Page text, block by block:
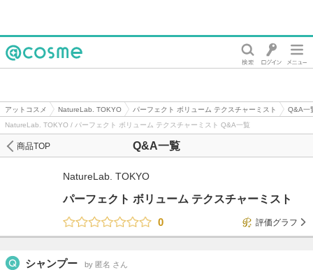
アットコスメ NatureLab. TOKYO パーフェクト ボリューム テクスチャーミスト
Q&A一
NatureLab. TOKYO / パーフェクト ボリューム テクスチャーミスト Q&A一覧
Q&A一覧
商品TOP
NatureLab. TOKYO
パーフェクト ボリューム テクスチャーミスト
0
評価グラフ
シャンプー by 匿名 さん